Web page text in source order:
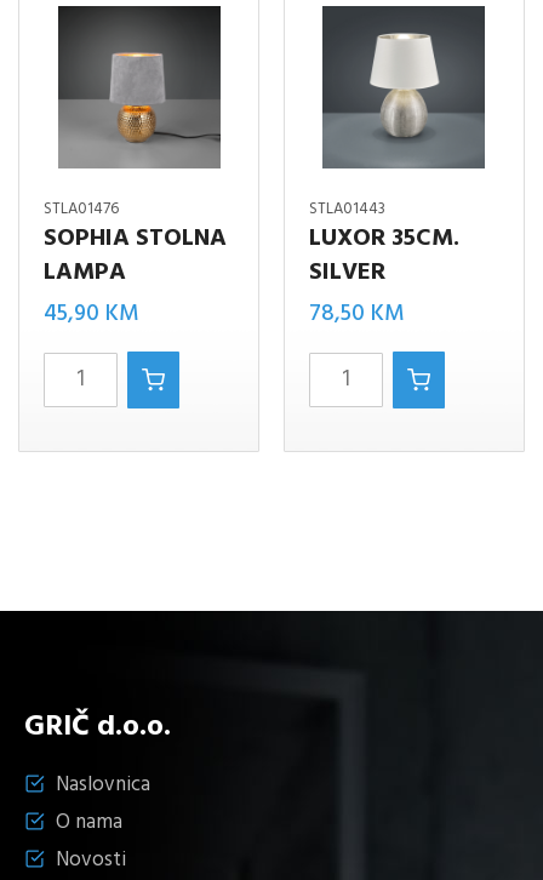
STLA01476
SOPHIA STOLNA
LAMPA
45,90 KM
SOPHIA
STOLNA
LAMPA
STLA01443
LUXOR 35CM.
SILVER
78,50 KM
Luxor
35cm.
silver
GRIČ d.o.o.
Naslovnica
O nama
Novosti